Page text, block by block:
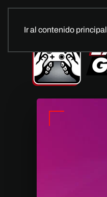
Ir al contenido principal